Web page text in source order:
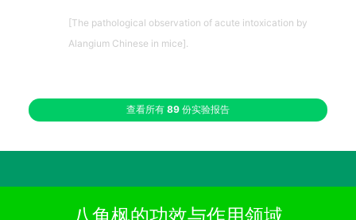
[The pathological observation of acute intoxication by
Alangium Chinese in mice].
查看所有 89 份实验报告